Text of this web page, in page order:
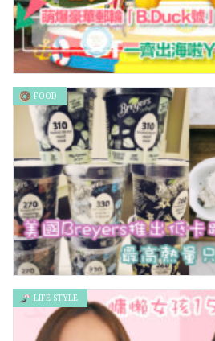
萌爆豪華郵輪「B.Duck號」駛入黃金海
美國Breyers推出低卡路里雪糕 最高熱
FOOD
LIFE STYLE